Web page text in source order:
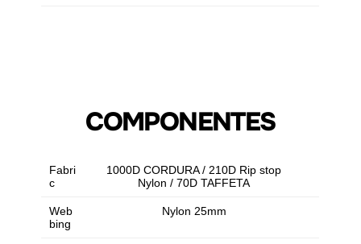
COMPONENTES
Fabri
c
1000D CORDURA / 210D Rip stop
Nylon / 70D TAFFETA
Web
bing
Nylon 25mm